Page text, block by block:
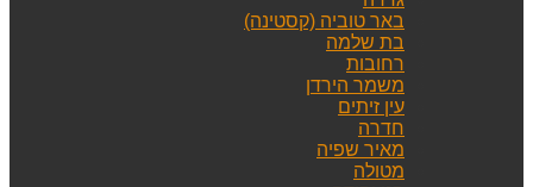
באר טוביה (קסטינה)
בת שלמה
רחובות
משמר הירדן
עין זיתים
חדרה
מאיר שפיה
מטולה